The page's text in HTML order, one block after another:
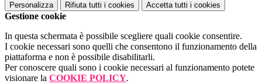
Personalizza Rifiuta tutti i cookies Accetta tutti i cookies
Gestione cookie
In questa schermata è possibile scegliere quali cookie consentire.
I cookie necessari sono quelli che consentono il funzionamento della
piattaforma e non è possibile disabilitarli.
Per conoscere quali sono i cookie necessari al funzionamento potete
visionare la COOKIE POLICY.